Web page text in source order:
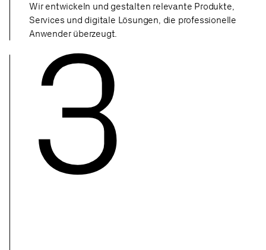
Wir entwickeln und gestalten relevante Produkte,
Services und digitale Lösungen, die professionelle
Anwender überzeugt.
3